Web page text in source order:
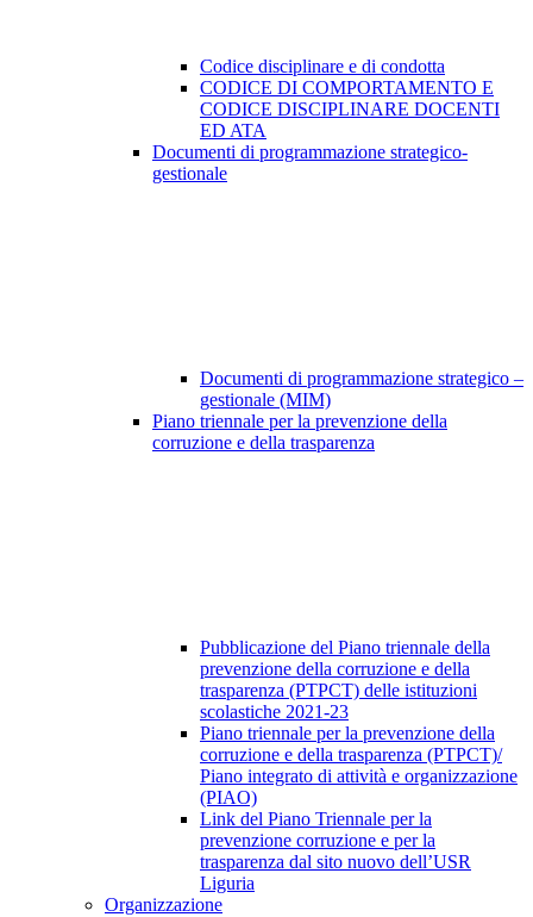
Codice disciplinare e di condotta
CODICE DI COMPORTAMENTO E
CODICE DISCIPLINARE DOCENTI
ED ATA
Documenti di programmazione strategico-
gestionale
Documenti di programmazione strategico –
gestionale (MIM)
Piano triennale per la prevenzione della
corruzione e della trasparenza
Pubblicazione del Piano triennale della
prevenzione della corruzione e della
trasparenza (PTPCT) delle istituzioni
scolastiche 2021-23
Piano triennale per la prevenzione della
corruzione e della trasparenza (PTPCT)/
Piano integrato di attività e organizzazione
(PIAO)
Link del Piano Triennale per la
prevenzione corruzione e per la
trasparenza dal sito nuovo dell’USR
Liguria
Organizzazione